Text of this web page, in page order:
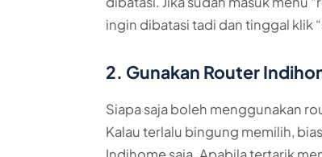
ingin dibatasi tadi dan tinggal klik
2. Gunakan Router
Siapa saja boleh menggunakan
Kalau terlalu bingung memilih,